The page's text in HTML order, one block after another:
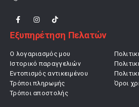
Εξυπηρέτηση Πελατών
Ο λογαριασμός μου
Ιστορικό παραγγελιών
Εντοπισμός αντικειμένου
Τρόποι πληρωμής
Τρόποι αποστολής
Όροι